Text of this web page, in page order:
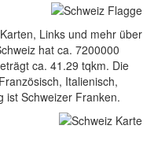
Links und mehr über
hat ca. 7200000
ca. 41.29 tqkm. Die
Italienisch,
ist Schweizer Franken.